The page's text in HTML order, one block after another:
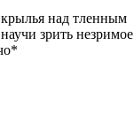
над тленным
зрить незримое